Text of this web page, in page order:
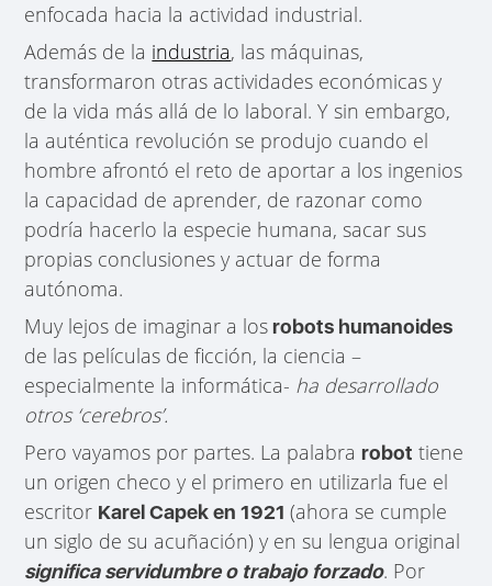
enfocada hacia la actividad industrial.
Además de la industria, las máquinas,
transformaron otras actividades económicas y
de la vida más allá de lo laboral. Y sin embargo,
la auténtica revolución se produjo cuando el
hombre afrontó el reto de aportar a los ingenios
la capacidad de aprender, de razonar como
podría hacerlo la especie humana, sacar sus
propias conclusiones y actuar de forma
autónoma.
Muy lejos de imaginar a losrobots humanoides
de las películas de ficción, la ciencia –
especialmente la informática- ha desarrollado
otros ‘cerebros’.
Pero vayamos por partes. La palabrarobot tiene
un origen checo y el primero en utilizarla fue el
escritor Karel Capek en 1921(ahora se cumple
un siglo de su acuñación) y en su lengua original
significa servidumbre o trabajo forzado. Por